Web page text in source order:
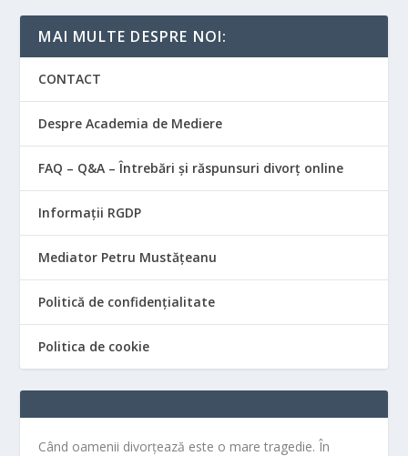
MAI MULTE DESPRE NOI:
CONTACT
Despre Academia de Mediere
FAQ – Q&A – Întrebări și răspunsuri divorț online
Informații RGDP
Mediator Petru Mustățeanu
Politică de confidențialitate
Politica de cookie
Când oamenii divorțează este o mare tragedie. În